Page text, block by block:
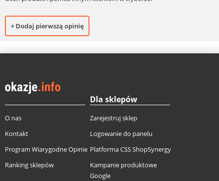
+ Dodaj pierwszą opinię
O nas
Kontakt
Program Wiarygodne Opinie
Ranking sklepów
Dla sklepów
Zarejestruj sklep
Logowanie do panelu
Platforma CSS ShopSynergy
Kampanie produktowe
Google